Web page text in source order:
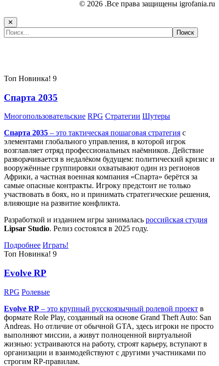
© 2026 .Все права защищены igrofania.ru
✕
Топ Новинка! 9
Спарта 2035
Многопользовательские RPG Стратегии Шутеры
Спарта 2035 – это тактическая пошаговая стратегия с
элементами глобального управления, в которой игрок
возглавляет отряд профессиональных наёмников. Действие
разворачивается в недалёком будущем: политический кризис и
вооружённые группировки охватывают один из регионов
Африки, а частная военная компания «Спарта» берётся за
самые опасные контракты. Игроку предстоит не только
участвовать в боях, но и принимать стратегические решения,
влияющие на развитие конфликта.
Разработкой и изданием игры занималась российская студия
Lipsar Studio. Релиз состоялся в 2025 году.
Подробнее Играть!
Топ Новинка! 9
Evolve RP
RPG Ролевые
Evolve RP – это крупный русскоязычный ролевой проект в
формате Role Play, созданный на основе Grand Theft Auto: San
Andreas. Но отличие от обычной GTA, здесь игроки не просто
выполняют миссии, а живут полноценной виртуальной
жизнью: устраиваются на работу, строят карьеру, вступают в
организации и взаимодействуют с другими участниками по
строгим RP-правилам.